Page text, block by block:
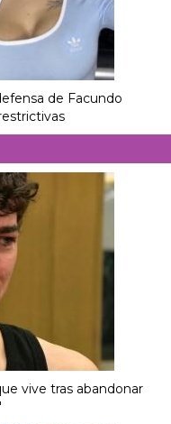
de Facundo
vive tras abandonar